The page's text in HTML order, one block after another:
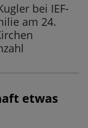
bei IEF-
am 24.
etwas